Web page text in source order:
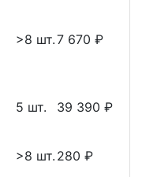
>8 шт.7 670 ₽
5 шт. 39 390 ₽
>8 шт. 280 ₽